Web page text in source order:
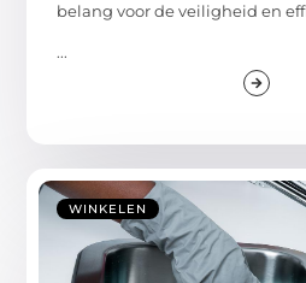
belang voor de veiligheid en
...
WINKELEN